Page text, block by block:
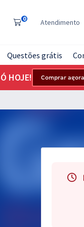
0 Atendimento
Questões grátis
HOJE! Comprar agora